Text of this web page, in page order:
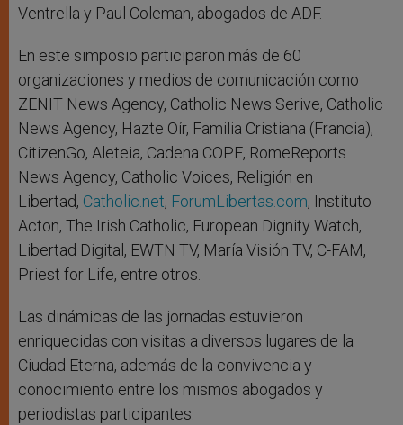
Ventrella y Paul Coleman, abogados de ADF.
En este simposio participaron más de 60
organizaciones y medios de comunicación como
ZENIT News Agency, Catholic News Serive, Catholic
News Agency, Hazte Oír, Familia Cristiana (Francia),
CitizenGo, Aleteia, Cadena COPE, RomeReports
News Agency, Catholic Voices, Religión en
Libertad, Catholic.net, ForumLibertas.com, Instituto
Acton, The Irish Catholic, European Dignity Watch,
Libertad Digital, EWTN TV, María Visión TV, C-FAM,
Priest for Life, entre otros.
Las dinámicas de las jornadas estuvieron
enriquecidas con visitas a diversos lugares de la
Ciudad Eterna, además de la convivencia y
conocimiento entre los mismos abogados y
periodistas participantes.